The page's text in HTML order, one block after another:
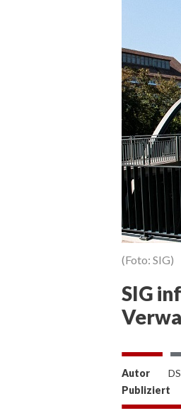
(Foto: SIG)
SIG
Autor
DS
Publiziert